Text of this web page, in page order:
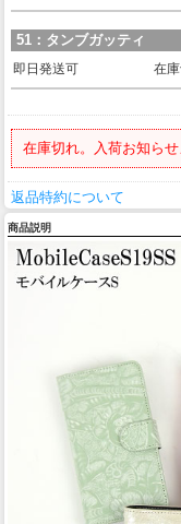
51：タンブガッティ
即日発送可 在
在庫切れ。入荷お知ら
返品特約について
商品説明